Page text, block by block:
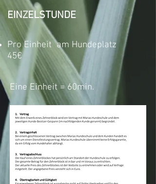
EINZELSTUNDE
Pro Einheit am Hundeplatz
45€
Eine Einheit = 60min.